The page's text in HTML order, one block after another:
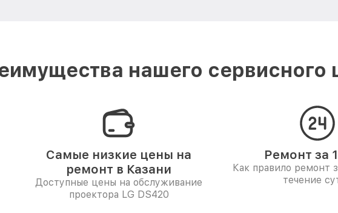
нашего сервисного
Самые низкие цены на
ремонт в Казани
Доступные цены на обслуживание
проектора LG DS420
Ремонт за
Как правило ремонт
течение